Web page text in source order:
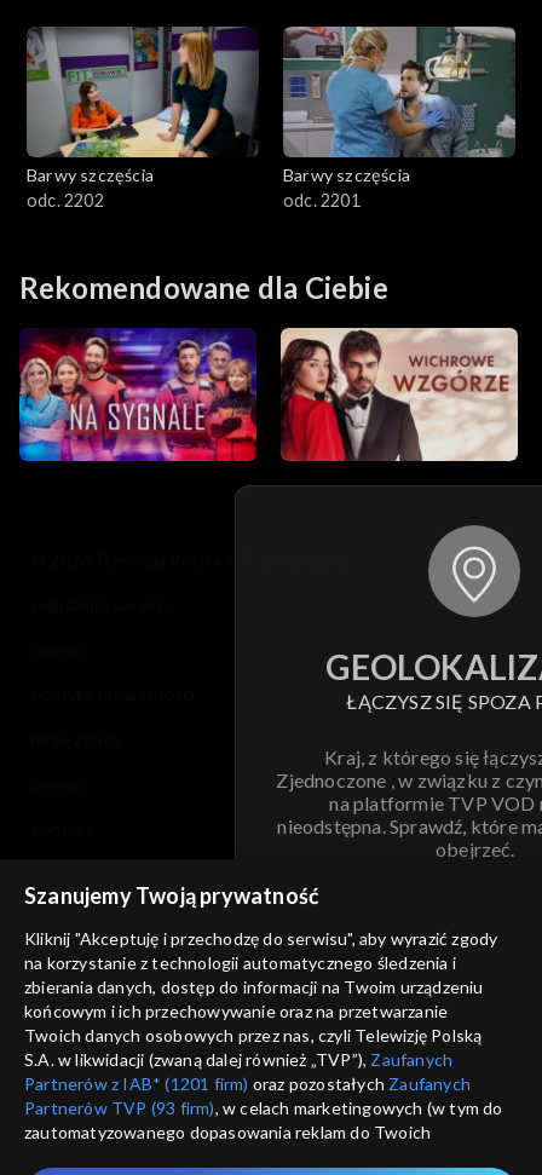
Barwy szczęścia
odc. 2202
Barwy szczęścia
odc. 2201
Rekomendowane dla Ciebie
ŁĄCZYSZ SIĘ SPOZA
Kraj, z którego się
Zjednoczone , w związku z
na platformie TVP VOD
nieodstępna. Sprawdź, które
obejrzeć.
ANULUJ
informacje o dostawcy usług
Szanujemy Twoją prywatność
Kliknij "Akceptuję i przechodzę do serwisu", aby wyrazić zgody
na korzystanie z technologii automatycznego śledzenia i
zbierania danych, dostęp do informacji na Twoim urządzeniu
końcowym i ich przechowywanie oraz na przetwarzanie
Twoich danych osobowych przez nas, czyli Telewizję Polską
S.A. w likwidacji (zwaną dalej również „TVP”), Zaufanych
Partnerów z IAB* (1201 firm) oraz pozostałych Zaufanych
Partnerów TVP (93 firm), w celach marketingowych (w tym do
zautomatyzowanego dopasowania reklam do Twoich